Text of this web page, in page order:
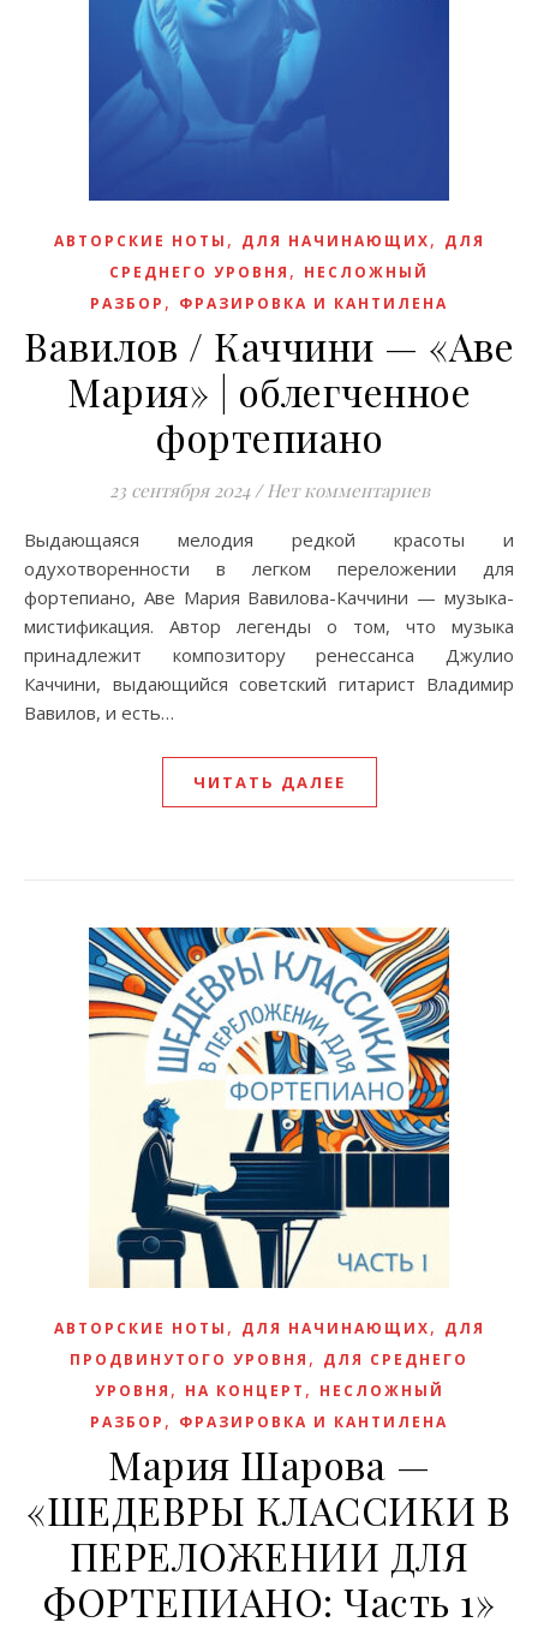
АВТОРСКИЕ НОТЫ , ДЛЯ НАЧИНАЮЩИХ, ДЛЯ
СРЕДНЕГО УРОВНЯ , НЕСЛОЖНЫЙ
РАЗБОР , ФРАЗИРОВКА И КАНТИЛЕНА
Вавилов / Каччини — «Аве
Мария» | облeгченное
фортепиано
23 сентября 2024 / Нет комментариев
Выдающаяся мелодия редкой красоты и
одухотворенности в легком переложении для
фортепиано, Аве Мария Вавилова-Каччини — музыка-
мистификация. Aвтор легенды о том, что музыка
принадлежит композитору ренессанса Джулио
Каччини, выдающийся советский гитарист Владимир
Вавилов, и есть…
ЧИТАТЬ ДАЛЕЕ
АВТОРСКИЕ НОТЫ , ДЛЯ НАЧИНАЮЩИХ, ДЛЯ
ПРОДВИНУТОГО УРОВНЯ , ДЛЯ СРЕДНЕГО
УРОВНЯ , НА КОНЦЕРТ , НЕСЛОЖНЫЙ
РАЗБОР , ФРАЗИРОВКА И КАНТИЛЕНА
Мария Шарова —
«ШЕДЕВРЫ КЛАССИКИ В
ПЕРЕЛОЖЕНИИ ДЛЯ
ФОРТЕПИАНО: Часть 1»